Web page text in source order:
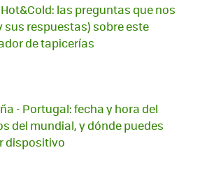
las preguntas que nos
sus respuestas) sobre este
de tapicerías
- Portugal: fecha y hora del
del mundial, y dónde puedes
dispositivo